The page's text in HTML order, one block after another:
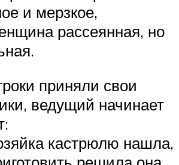
и мерзкое,
рассеянная, но
приняли свои
ведущий начинает
кастрюлю нашла,